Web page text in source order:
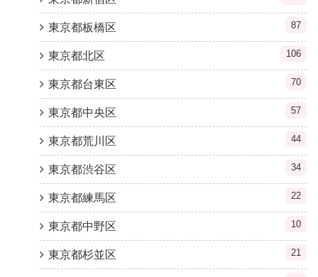
東京都板橋区 87
東京都北区 106
東京都台東区 70
東京都中央区 57
東京都荒川区 44
東京都渋谷区 34
東京都練馬区 22
東京都中野区 10
東京都杉並区 21